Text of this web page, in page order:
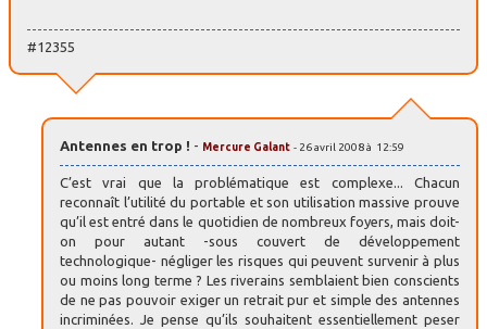
#12355
Antennes en trop ! - Mercure Galant - 26 avril 2008 à 12:59
C’est vrai que la problématique est complexe... Chacun
reconnaît l’utilité du portable et son utilisation massive prouve
qu’il est entré dans le quotidien de nombreux foyers, mais doit-
on pour autant -sous couvert de développement
technologique- négliger les risques qui peuvent survenir à plus
ou moins long terme ? Les riverains semblaient bien conscients
de ne pas pouvoir exiger un retrait pur et simple des antennes
incriminées. Je pense qu’ils souhaitent essentiellement peser